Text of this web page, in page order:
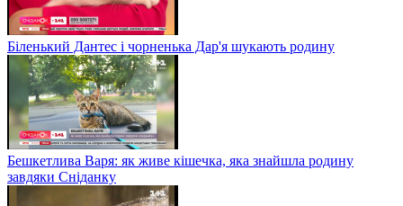
Біленький Дантес і чорненька Дар'я шукають родину
Бешкетлива Варя: як живе кішечка, яка знайшла родину
завдяки Сніданку